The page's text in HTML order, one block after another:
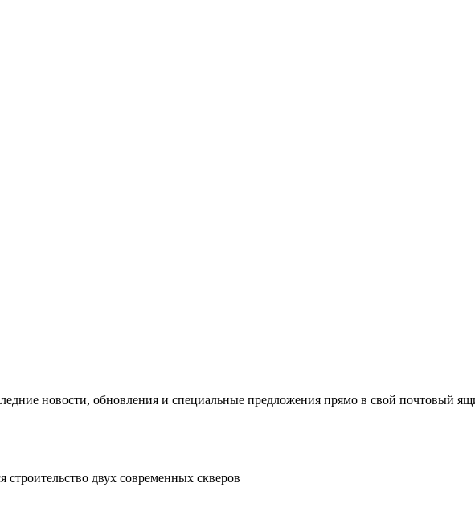
новости, обновления и специальные предложения прямо в свой почтовый